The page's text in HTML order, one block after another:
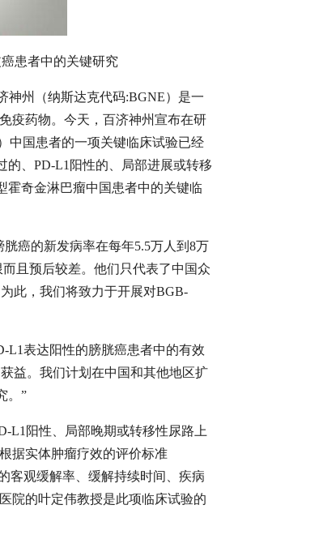
患者中的关键研究
神州（纳斯达克代码:BGNE）是一
疫药物。今天，百济神州宣布在研
中国患者的一项关键临床试验已经
的、PD-L1阳性的、局部进展或转移
霍奇金淋巴瘤中国患者中的关键临
癌的新发病率在每年5.5万人到8万
且预后较差。他们只代表了中国众
此，我们将致力于开展对BGB-
L1表达阳性的膀胱癌患者中的有效
益。我们计划在中国和其他地区扩
。”
L1阳性、局部晚期或转移性尿路上
据实体肿瘤疗效的评价标准
客观缓解率、缓解持续时间、疾病
院的叶定伟教授是此项临床试验的